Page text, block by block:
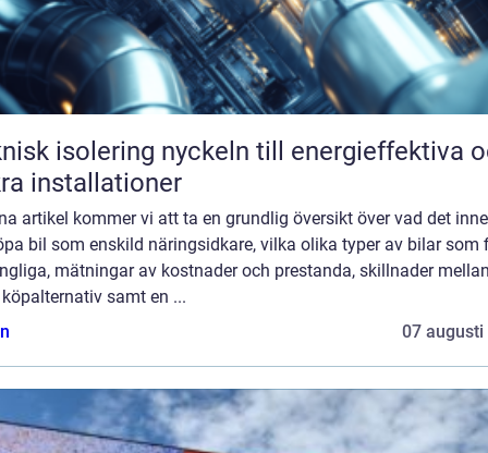
nyckeln till energieffektiva och
installationer
artikel kommer vi att ta en grundlig översikt över vad det
bil som enskild näringsidkare, vilka olika typer av bilar som
mätningar av kostnader och prestanda, skillnader
samt en ...
07 augusti